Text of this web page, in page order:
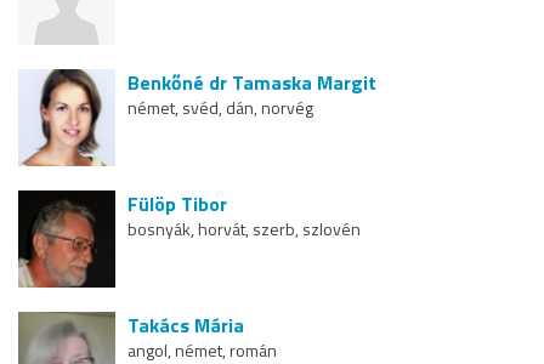
Benkőné dr Tamaska Margit
német, svéd, dán, norvég
Fülöp Tibor
bosnyák, horvát, szerb, szlovén
Takács Mária
angol, német, román